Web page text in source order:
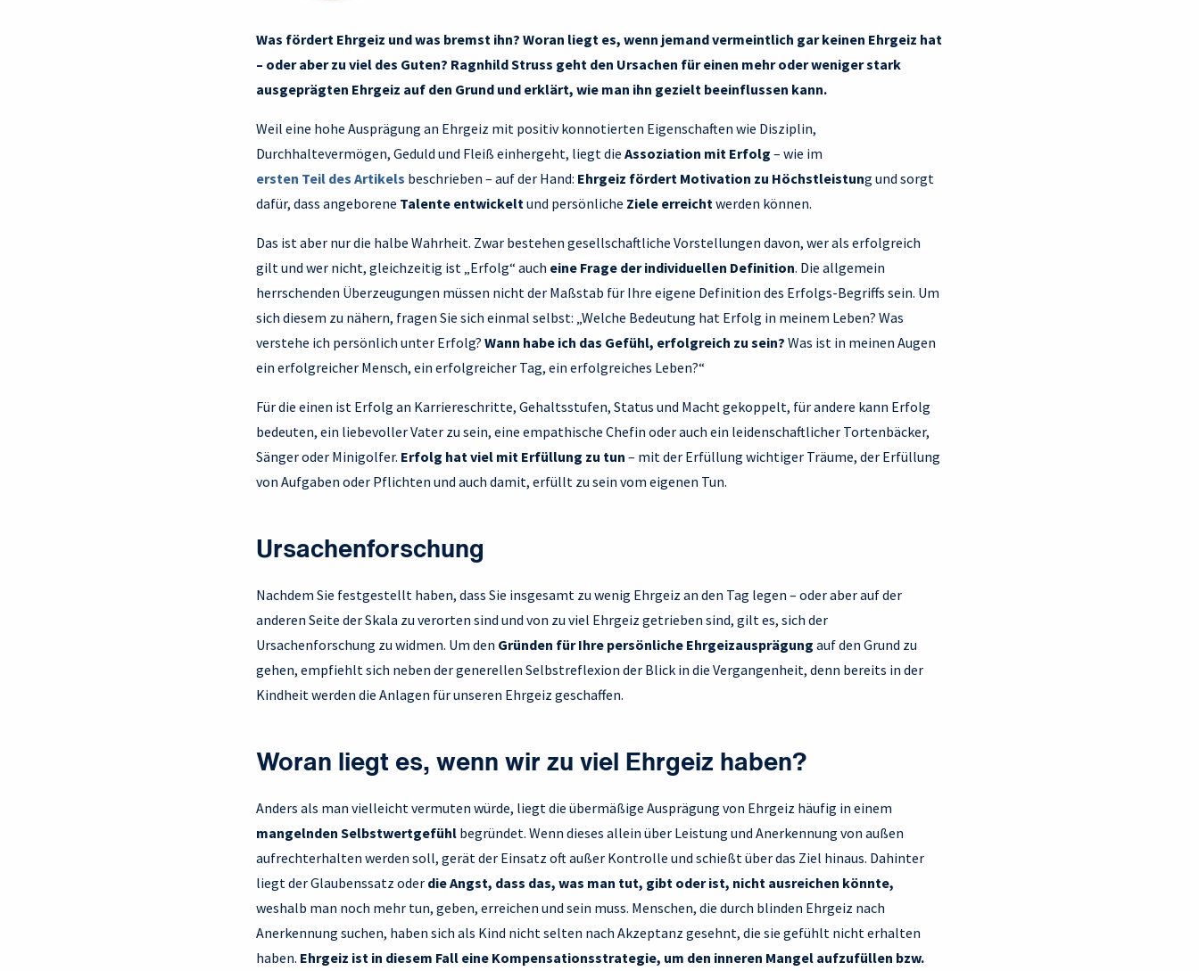
Was fördert Ehrgeiz und was bremst ihn? Woran liegt es, wenn jemand vermeintlich gar keinen Ehrgeiz hat
– oder aber zu viel des Guten? Ragnhild Struss geht den Ursachen für einen mehr oder weniger stark
ausgeprägten Ehrgeiz auf den Grund und erklärt, wie man ihn gezielt beeinflussen kann.
Weil eine hohe Ausprägung an Ehrgeiz mit positiv konnotierten Eigenschaften wie Disziplin,
Durchhaltevermögen, Geduld und Fleiß einhergeht, liegt die Assoziation mit Erfolg – wie im
ersten Teil des Artikels beschrieben – auf der Hand: Ehrgeiz fördert Motivation zu Höchstleistung und sorgt
dafür, dass angeborene Talente entwickeltund persönliche Ziele erreichtwerden können.
Das ist aber nur die halbe Wahrheit. Zwar bestehen gesellschaftliche Vorstellungen davon, wer als erfolgreich
gilt und wer nicht, gleichzeitig ist „Erfolg“ auch eine Frage der individuellen Definition. Die allgemein
herrschenden Überzeugungen müssen nicht der Maßstab für Ihre eigene Definition des Erfolgs-Begriffs sein. Um
sich diesem zu nähern, fragen Sie sich einmal selbst: „Welche Bedeutung hat Erfolg in meinem Leben? Was
verstehe ich persönlich unter Erfolg? Wann habe ich das Gefühl, erfolgreich zu sein? Was ist in meinen Augen
ein erfolgreicher Mensch, ein erfolgreicher Tag, ein erfolgreiches Leben?“
Für die einen ist Erfolg an Karriereschritte, Gehaltsstufen, Status und Macht gekoppelt, für andere kann Erfolg
bedeuten, ein liebevoller Vater zu sein, eine empathische Chefin oder auch ein leidenschaftlicher Tortenbäcker,
Sänger oder Minigolfer. Erfolg hat viel mit Erfüllung zu tun – mit der Erfüllung wichtiger Träume, der Erfüllung
von Aufgaben oder Pflichten und auch damit, erfüllt zu sein vom eigenen Tun.
Ursachenforschung
Nachdem Sie festgestellt haben, dass Sie insgesamt zu wenig Ehrgeiz an den Tag legen – oder aber auf der
anderen Seite der Skala zu verorten sind und von zu viel Ehrgeiz getrieben sind, gilt es, sich der
Ursachenforschung zu widmen. Um den Gründen für Ihre persönliche Ehrgeizausprägung auf den Grund zu
gehen, empfiehlt sich neben der generellen Selbstreflexion der Blick in die Vergangenheit, denn bereits in der
Kindheit werden die Anlagen für unseren Ehrgeiz geschaffen.
Woran liegt es, wenn wir zu viel Ehrgeiz haben?
Anders als man vielleicht vermuten würde, liegt die übermäßige Ausprägung von Ehrgeiz häufig in einem
mangelnden Selbstwertgefühl begründet. Wenn dieses allein über Leistung und Anerkennung von außen
aufrechterhalten werden soll, gerät der Einsatz oft außer Kontrolle und schießt über das Ziel hinaus. Dahinter
liegt der Glaubenssatz oder die Angst, dass das, was man tut, gibt oder ist, nicht ausreichen könnte,
weshalb man noch mehr tun, geben, erreichen und sein muss. Menschen, die durch blinden Ehrgeiz nach
Anerkennung suchen, haben sich als Kind nicht selten nach Akzeptanz gesehnt, die sie gefühlt nicht erhalten
haben. Ehrgeiz ist in diesem Fall eine Kompensationsstrategie, um den inneren Mangel aufzufüllen bzw.